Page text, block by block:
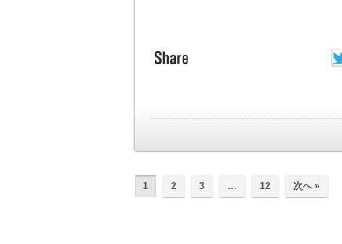
1 2 3 … 12 次へ »